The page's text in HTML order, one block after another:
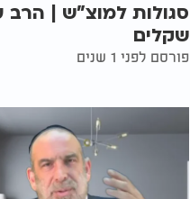
סגולות למוצ"ש | הרב
שקלים
פורסם לפני 1 שנים